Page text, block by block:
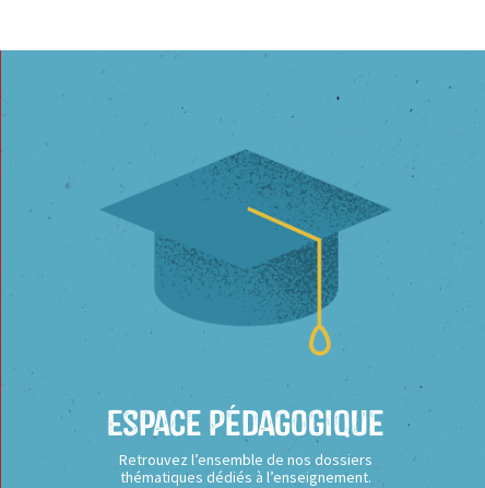
Espace Pédagogique
Retrouvez l’ensemble de nos dossiers
thématiques dédiés à l’enseignement.